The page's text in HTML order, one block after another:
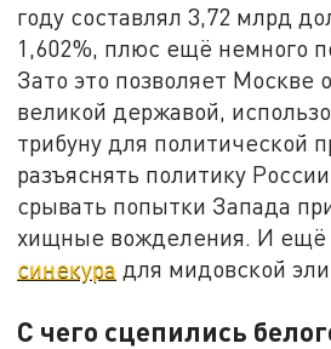
году составлял 3,72 млрд
1,602%, плюс ещё немного
Зато это позволяет Москве
великой державой,
трибуну для политической
разъяснять политику
срывать попытки Запада
хищные вожделения. И ещё
синекура для мидовской
С чего сцепились